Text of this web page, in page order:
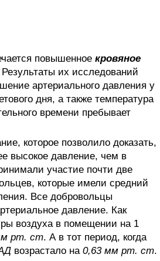
повышенное кровяное
Результаты их исследований
артериального давления у
дня, а также температура
времени пребывает
которое позволило доказать,
высокое давление, чем в
участие почти две
которые имели средний
Все добровольцы
давление. Как
воздуха в помещении на 1
рт. ст. А в тот период, когда
возрастало на 0,63 мм рт. ст.